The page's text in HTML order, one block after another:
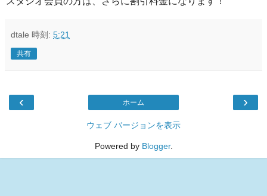
dtale 時刻: 5:21
共有
‹ ›
ホーム
ウェブ バージョンを表示
Powered by Blogger.